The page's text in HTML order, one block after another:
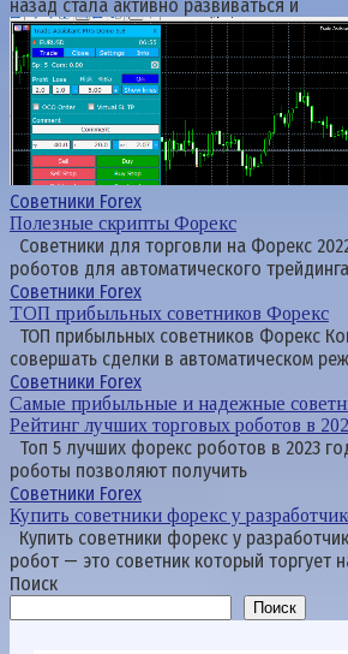
назад стала активно развиваться и
Советники Forex
Полезные скрипты Форекс
Советники для торговли на Форекс
роботов для автоматического
Советники Forex
ТОП прибыльных советников Форекс
ТОП прибыльных советников Форекс
совершать сделки в автоматическом
Советники Forex
Самые прибыльные и надежные
Рейтинг лучших торговых роботов в
Топ 5 лучших форекс роботов в 2023
роботы позволяют получить
Советники Forex
Купить советники форекс у
Купить советники форекс у
робот — это советник который торгует
Поиск
Поиск